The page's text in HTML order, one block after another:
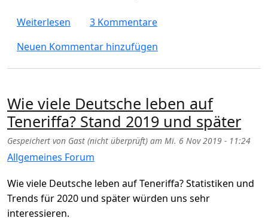
Weiterlesen über Wie viele Touristen gibt es jetzt /
3 Kommentare
Neuen Kommentar hinzufügen
Wie viele Deutsche leben auf
Teneriffa? Stand 2019 und später
Gespeichert von Gast (nicht überprüft) am Mi. 6 Nov 2019 - 11:24
Allgemeines Forum
Wie viele Deutsche leben auf Teneriffa? Statistiken und
Trends für 2020 und später würden uns sehr
interessieren.